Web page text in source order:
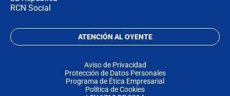
RCN Social
ATENCIÓN AL OYENTE
Aviso de Privacidad
Protección de Datos Personales
Programa de Ética Empresarial
Política de Cookies